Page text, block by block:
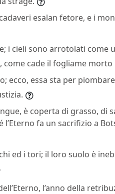
esalan fetore, e i
i cieli sono arrotolati
come cade il fogliame morto
ecco, essa sta per
è coperta di grasso, di
fa un sacrifizio a
ed i tori; il loro suolo è
l’anno della